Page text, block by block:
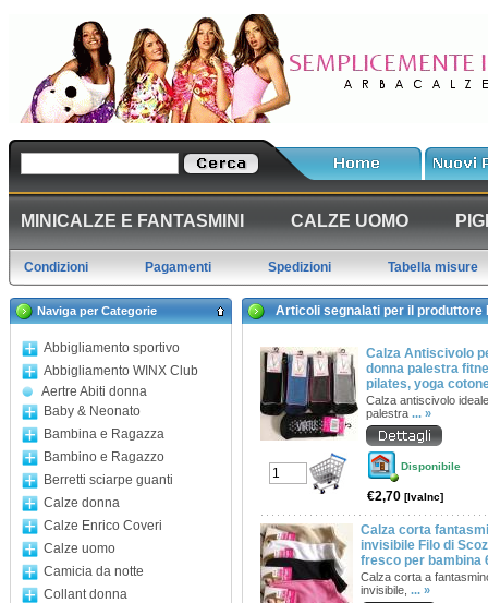
MINICALZE E FANTASMINI CALZE UOMO
Condizioni Pagamenti Spedizioni Tabella misure
Naviga per Categorie
Abbigliamento sportivo
Abbigliamento WINX Club
Aertre Abiti donna
Baby & Neonato
Bambina e Ragazza
Bambino e Ragazzo
Berretti sciarpe guanti
Calze donna
Calze Enrico Coveri
Calze uomo
Camicia da notte
Collant donna
Articoli segnalati per il produttore
Calza Antiscivolo
donna palestra
pilates, yoga
Calza antiscivolo
palestra ... »
Disponibile
€2,70 [IvaInc]
Calza corta
invisibile Filo di
fresco per bambina
Calza corta a
invisibile, ... »